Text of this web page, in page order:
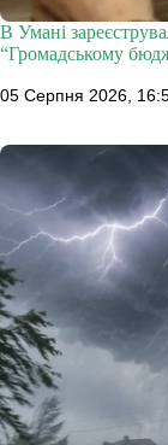
В Умані
“Громадському
05 Серпня 2026,